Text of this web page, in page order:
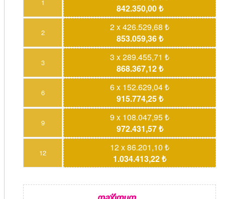
1
842.350,00 ₺
2
2 x 426.529,68 ₺
853.059,36 ₺
3
3 x 289.455,71 ₺
868.367,12 ₺
6
6 x 152.629,04 ₺
915.774,25 ₺
9
9 x 108.047,95 ₺
972.431,57 ₺
12
12 x 86.201,10 ₺
1.034.413,22 ₺